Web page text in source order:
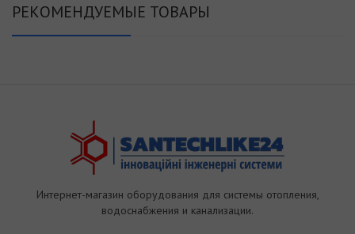
РЕКОМЕНДУЕМЫЕ ТОВАРЫ
Интернет-магазин оборудования для системы отопления,
водоснабжения и канализации.